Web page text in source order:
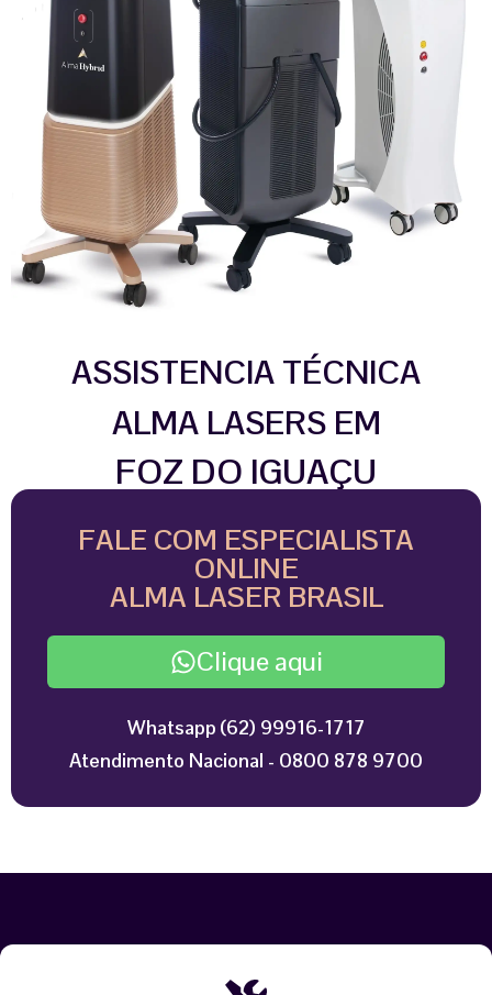
ASSISTENCIA TÉCNICA
ALMA LASERS EM
FOZ DO IGUAÇU
FALE COM ESPECIALISTA
ONLINE
ALMA LASER BRASIL
Clique aqui
Whatsapp (62) 99916-1717
Atendimento Nacional - 0800 878 9700